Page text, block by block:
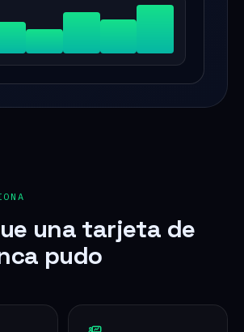
una tarjeta de
pudo